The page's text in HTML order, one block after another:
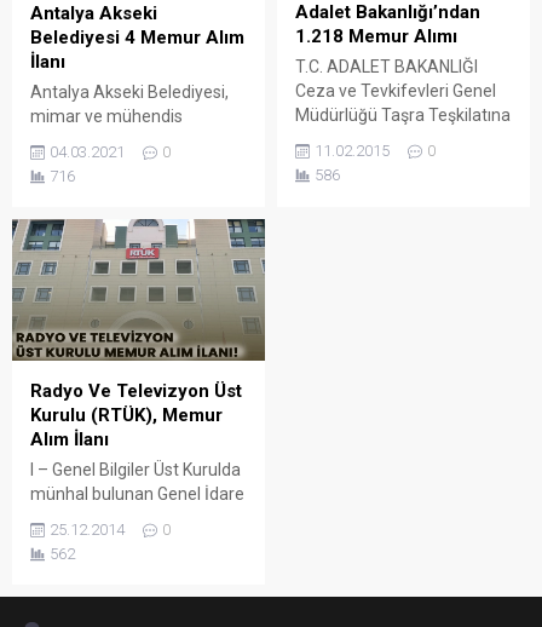
Antalya Akseki
Belediyesi 4 Memur Alım
İlanı
Antalya Akseki Belediyesi,
mimar ve mühendis
kadrosuna 4 memur alımı
yapacak.
04.03.2021
0
716
Adalet Bakanlığı’ndan
1.218 Memur Alımı
T.C. ADALET BAKANLIĞI
Ceza ve Tevkifevleri Genel
Müdürlüğü Taşra Teşkilatına
Personel Alımı Sınav ilânı 1.
657 sayılı Devlet Memurları
11.02.2015
0
586
Radyo Ve Televizyon Üst
Kurulu (RTÜK), Memur
Alım İlanı
I – Genel Bilgiler Üst Kurulda
münhal bulunan Genel İdare
30 adet kadroya giriş sınavı
ile Üst Kurul Uzman
25.12.2014
0
562